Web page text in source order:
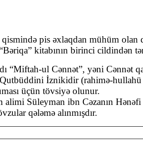
pis əxlaqdan mühüm olan
kitabının birinci cildindən
ul Cənnət”, yəni Cənnət
İznikidir (rahimə-hullahü
üçün tövsiyə olunur.
Süleyman ibn Cəzanın
qələmə alınmışdır.